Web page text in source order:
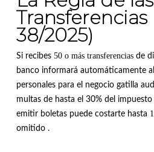
Transferencias
38/2025)
Si recibes 50 o más transferenciasde
banco informará automáticamente al
personales para el negocio gatilla
multas de hasta el 30% del
emitir boletas puede costarte hasta
omitido .